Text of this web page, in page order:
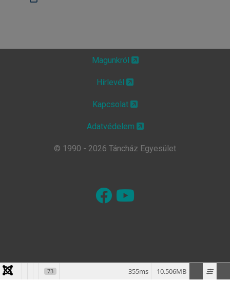
Magunkról
Hírlevél
Kapcsolat
Adatvédelem
© 1990 - 2026 Táncház Egyesület
73 10.506MB
355ms